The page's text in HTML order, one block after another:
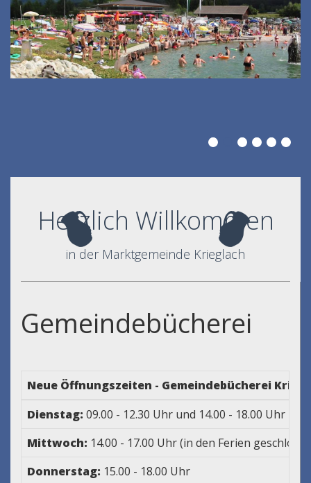
Herzlich Willkommen
in der Marktgemeinde Krieglach
Gemeindebücherei
Neue Öffnungszeiten - Gemeindebücherei
Dienstag: 09.00 - 12.30 Uhr und 14.00 - 18.00 Uhr
Mittwoch: 14.00 - 17.00 Uhr (in den Ferien
Donnerstag: 15.00 - 18.00 Uhr